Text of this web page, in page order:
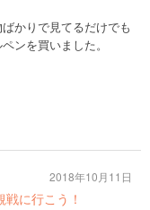
かりで見てるだけでも
ンを買いました。
に行こう！
2018年10月11日